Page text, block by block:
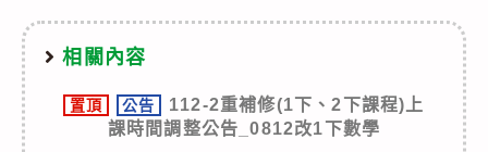
相關內容
置頂 公告
112-2重補修(1下、2下課程)上
課時間調整公告_0812改1下數學